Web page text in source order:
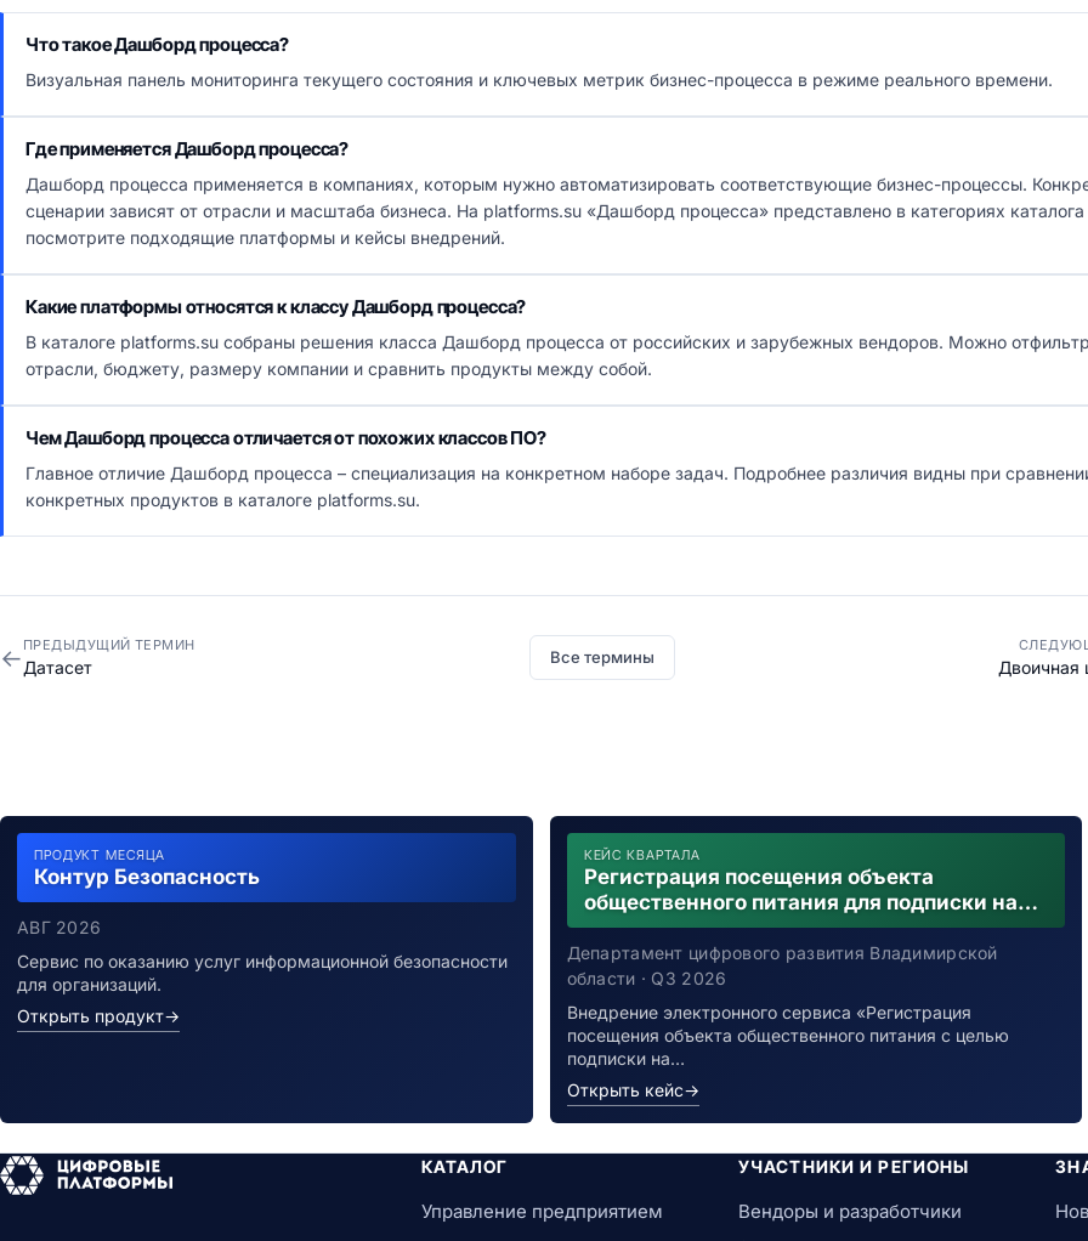
Что такое Дашборд процесса?
Визуальная панель мониторинга текущего состояния и ключевых метрик бизнес-процесса в режиме реального времени.
Где применяется Дашборд процесса?
Дашборд процесса применяется в компаниях, которым нужно автоматизировать соответствующие бизнес-процессы.
сценарии зависят от отрасли и масштаба бизнеса. На platforms.su «Дашборд процесса» представлено в категориях каталога
посмотрите подходящие платформы и кейсы внедрений.
Какие платформы относятся к классу Дашборд процесса?
В каталоге platforms.su собраны решения класса Дашборд процесса от российских и зарубежных вендоров. Можно
отрасли, бюджету, размеру компании и сравнить продукты между собой.
Чем Дашборд процесса отличается от похожих классов ПО?
Главное отличие Дашборд процесса – специализация на конкретном наборе задач. Подробнее различия видны при
конкретных продуктов в каталоге platforms.su.
← ПРЕДЫДУЩИЙ ТЕРМИН
Датасет Все термины Двоичная
ПРОДУКТ МЕСЯЦА
Контур Безопасность
АВГ 2026
Сервис по оказанию услуг информационной безопасности
для организаций.
Открыть продукт→
КЕЙС КВАРТАЛА
Регистрация посещения объекта
общественного питания для подписки на
уведомления о возможном контакте с
заболевшим новой коронавирусной
инфекцией
Департамент цифрового развития Владимирской
области · Q3 2026
Внедрение электронного сервиса «Регистрация
посещения объекта общественного питания с целью
подписки на…
Открыть кейс→
КАТАЛОГ
Управление предприятием
УЧАСТНИКИ И РЕГИОНЫ
Вендоры и разработчики